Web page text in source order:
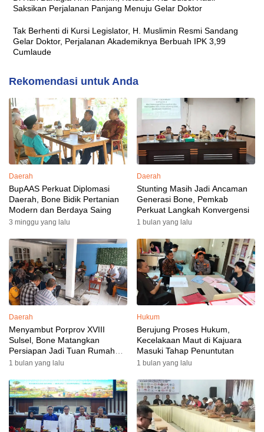
Saksikan Perjalanan Panjang Menuju Gelar Doktor
Tak Berhenti di Kursi Legislator, H. Muslimin Resmi Sandang
Gelar Doktor, Perjalanan Akademiknya Berbuah IPK 3,99
Cumlaude
Rekomendasi untuk Anda
Daerah
BupAAS Perkuat Diplomasi
Daerah, Bone Bidik Pertanian
Modern dan Berdaya Saing
3 minggu yang lalu
Daerah
Stunting Masih Jadi Ancaman
Generasi Bone, Pemkab
Perkuat Langkah Konvergensi
1 bulan yang lalu
Daerah
Menyambut Porprov XVIII
Sulsel, Bone Matangkan
Persiapan Jadi Tuan Rumah
yang Berkesan: Wakil Bupati
Targetkan Venue dan
Akomodasi Rampung
1 bulan yang lalu
Hukum
Berujung Proses Hukum,
Kecelakaan Maut di Kajuara
Masuki Tahap Penuntutan
1 bulan yang lalu